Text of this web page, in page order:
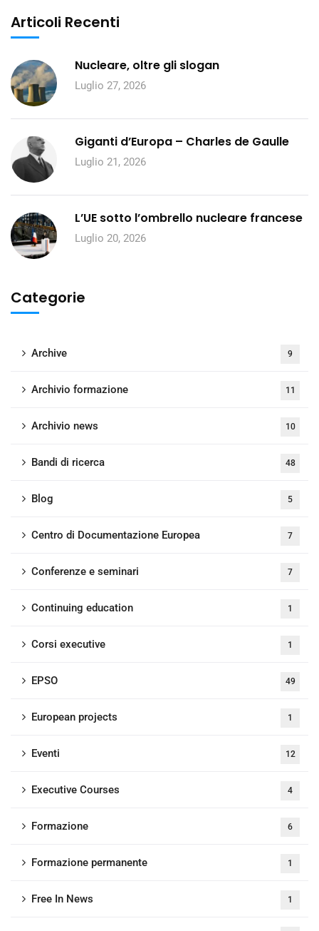
Articoli Recenti
Nucleare, oltre gli slogan
Luglio 27, 2026
Giganti d’Europa – Charles de Gaulle
Luglio 21, 2026
L’UE sotto l’ombrello nucleare francese
Luglio 20, 2026
Categorie
Archive 9
Archivio formazione 11
Archivio news 10
Bandi di ricerca 48
Blog 5
Centro di Documentazione Europea 7
Conferenze e seminari 7
Continuing education 1
Corsi executive 1
EPSO 49
European projects 1
Eventi 12
Executive Courses 4
Formazione 6
Formazione permanente 1
Free In News 1